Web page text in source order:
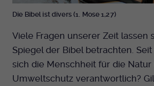
Die Bibel ist divers (1. Mose 1,27)
Viele Fragen unserer Zeit lassen
Spiegel der Bibel betrachten.
sich die Menschheit für die Natur
Umweltschutz verantwortlich?